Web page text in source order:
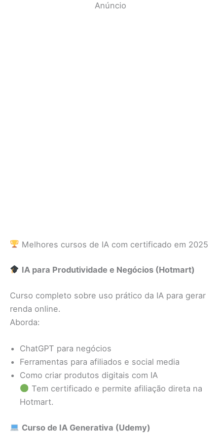
Anúncio
Melhores cursos de IA com certificado em 2025
IA para Produtividade e Negócios (Hotmart)
Curso completo sobre uso prático da IA para gerar
renda online.
Aborda:
ChatGPT para negócios
Ferramentas para afiliados e social media
Como criar produtos digitais com IA
Tem certificado e permite afiliação direta na
Hotmart.
Curso de IA Generativa (Udemy)